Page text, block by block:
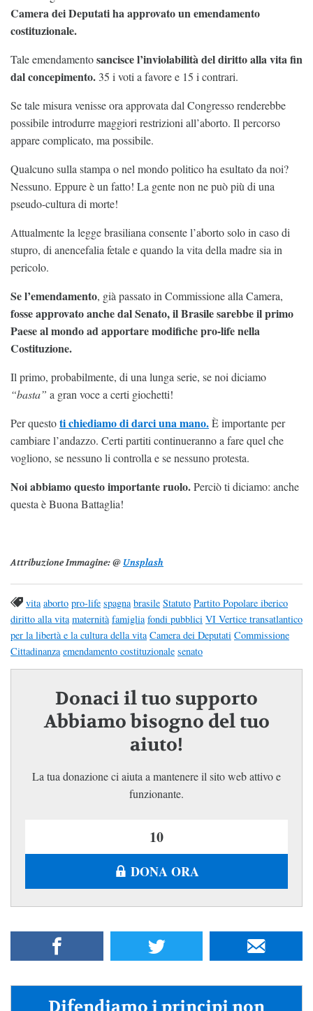
Camera dei Deputati ha approvato un emendamento
costituzionale.
Tale emendamentosancisce l’inviolabilità del diritto alla vita fin
dal concepimento. 35 i voti a favore e 15 i contrari.
Se tale misura venisse ora approvata dal Congresso renderebbe
possibile introdurre maggiori restrizioni all’aborto. Il percorso
appare complicato, ma possibile.
Qualcuno sulla stampa o nel mondo politico ha esultato da noi?
Nessuno. Eppure è un fatto! La gente non ne può più di una
pseudo-cultura di morte!
Attualmente la legge brasiliana consente l’aborto solo in caso di
stupro, di anencefalia fetale e quando la vita della madre sia in
pericolo.
Se l’emendamento, già passato in Commissione alla Camera,
fosse approvato anche dal Senato, il Brasile sarebbe il primo
Paese al mondo ad apportare modifiche pro-life nella
Costituzione.
Il primo, probabilmente, di una lunga serie, se noi diciamo
“basta” a gran voce a certi giochetti!
Per questoti chiediamo di darci una mano.È importante per
cambiare l’andazzo. Certi partiti continueranno a fare quel che
vogliono, se nessuno li controlla e se nessuno protesta.
Noi abbiamo questo importante ruolo.Perciò ti diciamo: anche
questa è Buona Battaglia!
Attribuzione Immagine:@ Unsplash
vita aborto pro-life spagna brasile Statuto Partito Popolare iberico
diritto alla vita maternità famiglia fondi pubblici VI Vertice transatlantico
per la libertà e la cultura della vita Camera dei Deputati Commissione
Cittadinanza emendamento costituzionale senato
Donaci il tuo supporto
Abbiamo bisogno del tuo
aiuto!
La tua donazione ci aiuta a mantenere il sito web attivo e
funzionante.
DONA ORA